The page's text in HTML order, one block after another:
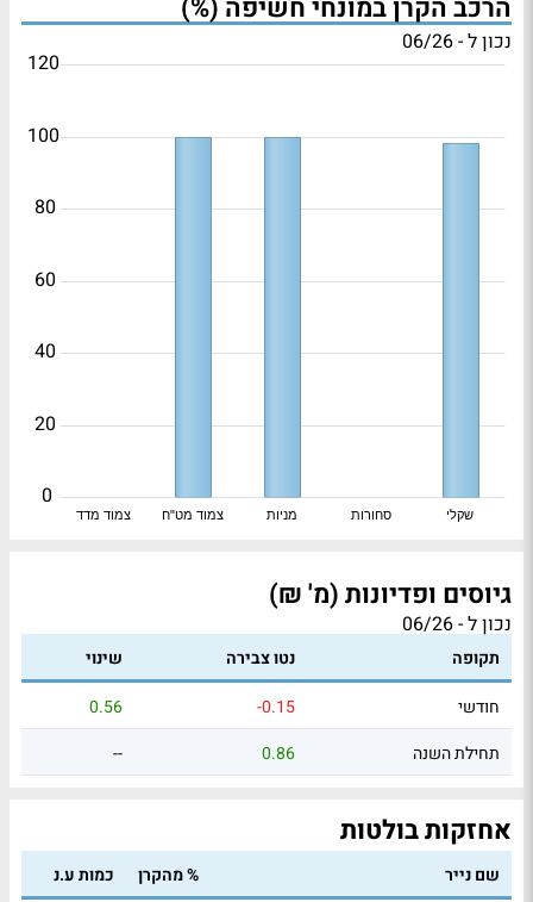
הרכב הקרן במונחי חשיפה (%)
נכון ל - 06/26
צמוד מדד צמוד מט"ח מניות סחורות שקלי
0
20
40
60
80
100
120
גיוסים ופדיונות (מ' ₪)
נכון ל - 06/26
תקופה נטו צבירה
שינוי
חודשי
-0.15
0.56
תחילת השנה
0.86
--
אחזקות בולטות
שם נייר % מהקרן כמות ע.נ